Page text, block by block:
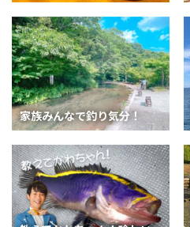
家族みんなで釣り気分！